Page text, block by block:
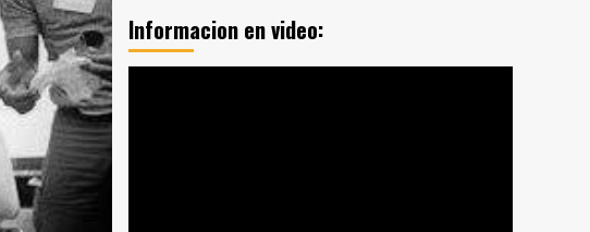
Informacion en video: